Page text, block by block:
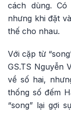
cách dùng.
nhưng khi đặt
thế cho nhau.
Với cặp từ
GS.TS Nguyễn
về số hai,
thống số đếm
“song” lại gợi